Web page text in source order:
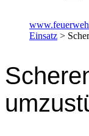
Einsatz >